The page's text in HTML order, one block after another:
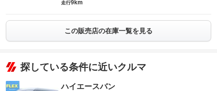
走行9km
この販売店の在庫一覧を見る
探している条件に近いクルマ
ハイエースバン